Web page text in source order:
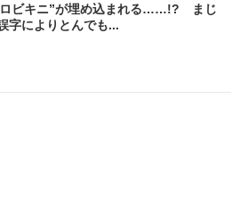
ロビキニ”が埋め込まれる……!? まじ
字によりとんでも...